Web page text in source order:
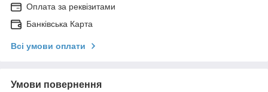
Оплата за реквізитами
Банківська Карта
Всі умови оплати
Умови повернення